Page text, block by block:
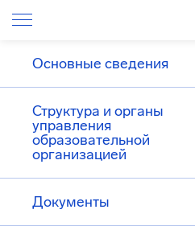
Основные сведения
Структура и органы
управления
образовательной
организацией
Документы